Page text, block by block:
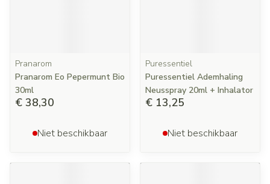
Pranarom
Pranarom Eo Pepermunt Bio
30ml
€ 38,30
Niet beschikbaar
Puressentiel
Puressentiel Ademhaling
Neusspray 20ml + Inhalator
€ 13,25
Niet beschikbaar